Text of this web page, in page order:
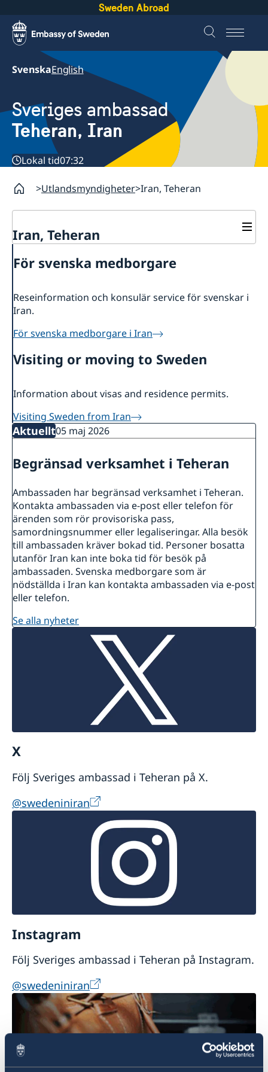
Sweden Abroad
SvenskaEnglish
Sveriges ambassad
Teheran, Iran
Lokal tid07:32
Utlandsmyndigheter Iran, Teheran
Iran, Teheran
Om oss
För svenska medborgare
Reseinformation och konsulär service för svenskar i
Iran.
För svenska medborgare i Iran
Visiting or moving to Sweden
Information about visas and residence permits.
Visiting Sweden from Iran
Aktuellt05 maj 2026
Begränsad verksamhet i Teheran
Ambassaden har begränsad verksamhet i Teheran.
Kontakta ambassaden via e-post eller telefon för
ärenden som rör provisoriska pass,
samordningsnummer eller legaliseringar. Alla besök
till ambassaden kräver bokad tid. Personer bosatta
utanför Iran kan inte boka tid för besök på
ambassaden. Svenska medborgare som är
nödställda i Iran kan kontakta ambassaden via e-post
eller telefon.
se alla nyheter
X
Följ Sveriges ambassad i Teheran på X.
@swedeniniran
Instagram
Följ Sveriges ambassad i Teheran på Instagram.
@swedeniniran